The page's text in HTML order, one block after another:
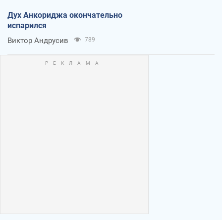
Дух Анкориджа окончательно
испарился
Виктор Андрусив 789